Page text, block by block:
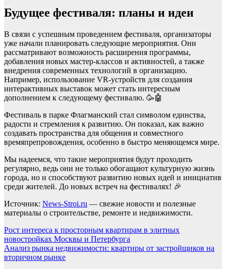
Будущее фестиваля: планы и идеи
В связи с успешным проведением фестиваля, организаторы
уже начали планировать следующие мероприятия. Они
рассматривают возможность расширения программы,
добавления новых мастер-классов и активностей, а также
внедрения современных технологий в организацию.
Например, использование VR-устройств для создания
интерактивных выставок может стать интересным
дополнением к следующему фестивалю. 🥳🤖
Фестиваль в парке Флагманский стал символом единства,
радости и стремления к развитию. Он показал, как важно
создавать пространства для общения и совместного
времяпрепровождения, особенно в быстро меняющемся мире.
Мы надеемся, что такие мероприятия будут проходить
регулярно, ведь они не только обогащают культурную жизнь
города, но и способствуют развитию новых идей и инициатив
среди жителей. До новых встреч на фестивалях! 🎉
Источник: News-Stroi.ru — свежие новости и полезные
материалы о строительстве, ремонте и недвижимости.
Навигация
по
записям
Рост интереса к просторным квартирам в элитных
новостройках Москвы и Петербурга
Анализ рынка недвижимости: квартиры от застройщиков на
вторичном рынке